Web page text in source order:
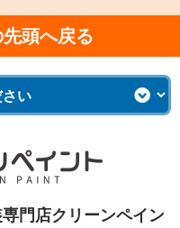
頭へ戻る
門店クリーンペイン